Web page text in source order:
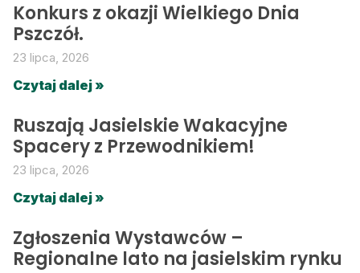
Konkurs z okazji Wielkiego Dnia
Pszczół.
23 lipca, 2026
Czytaj dalej »
Ruszają Jasielskie Wakacyjne
Spacery z Przewodnikiem!
23 lipca, 2026
Czytaj dalej »
Zgłoszenia Wystawców –
Regionalne lato na jasielskim rynku